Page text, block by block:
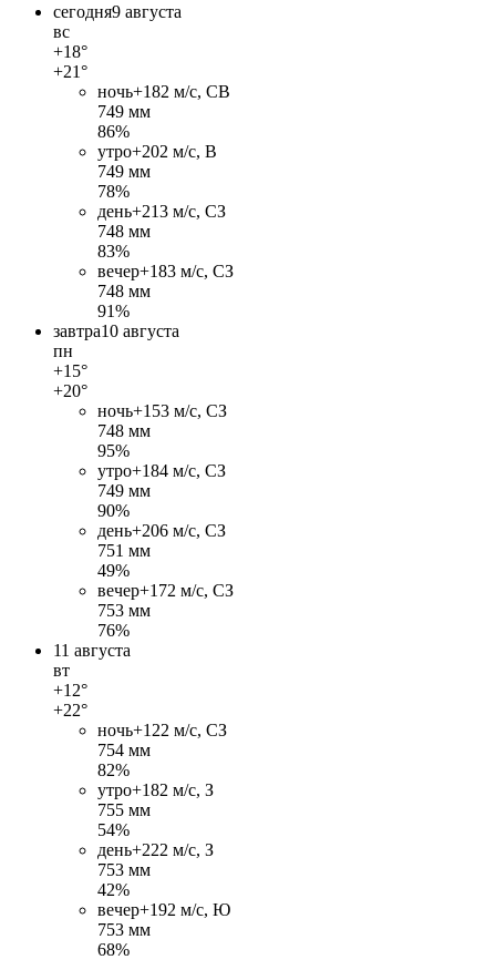
сегодня9 августа
вс
+18°
+21°
ночь+182 м/c, СВ
749 мм
86%
утро+202 м/c, В
749 мм
78%
день+213 м/c, СЗ
748 мм
83%
вечер+183 м/c, СЗ
748 мм
91%
завтра10 августа
пн
+15°
+20°
ночь+153 м/c, СЗ
748 мм
95%
утро+184 м/c, СЗ
749 мм
90%
день+206 м/c, СЗ
751 мм
49%
вечер+172 м/c, СЗ
753 мм
76%
11 августа
вт
+12°
+22°
ночь+122 м/c, СЗ
754 мм
82%
утро+182 м/c, З
755 мм
54%
день+222 м/c, З
753 мм
42%
вечер+192 м/c, Ю
753 мм
68%